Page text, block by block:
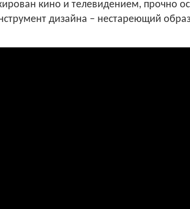
кино и телевидением, прочно
дизайна – нестареющий